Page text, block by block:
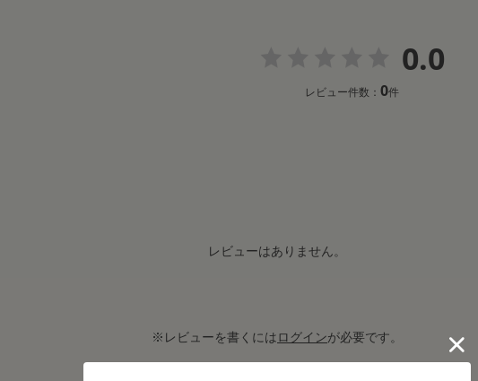
0.0
レビュー件数： 0件
レビューはありません。
※レビューを書くにはログインが必要です。